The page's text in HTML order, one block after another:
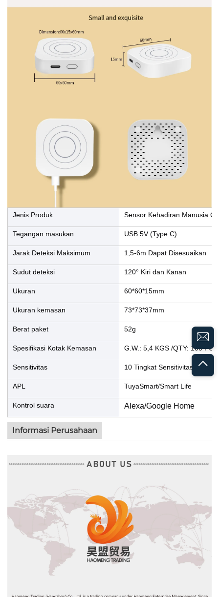
Jenis Produk Sensor Kehadiran Manusia
Tegangan masukan USB 5V (Type C)
Jarak Deteksi Maksimum 1,5-6m Dapat Disesuaikan
Sudut deteksi 120° Kiri dan Kanan
Ukuran 60*60*15mm
Ukuran kemasan 73*73*37mm
Berat paket 52g
Spesifikasi Kotak Kemasan G.W.: 5,4 KGS /QTY: 100
Sensitivitas 10 Tingkat Sensitivitas Dapat
APL TuyaSmart/Smart Life
Kontrol suara Alexa/Google Home
Informasi Perusahaan